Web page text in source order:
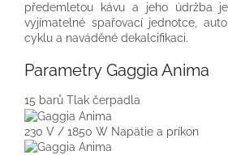
předemletou kávu a jeho údržba
vyjímatelné spařovací jednotce,
cyklu a naváděné dekalcifikaci.
Parametry Gaggia Anima
15 barů Tlak čerpadla
230 V / 1850 W Napätie a príkon